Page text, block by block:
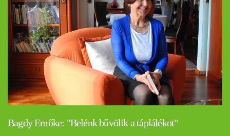
Bagdy Emőke: "Belénk bűvölik a táplálékot"